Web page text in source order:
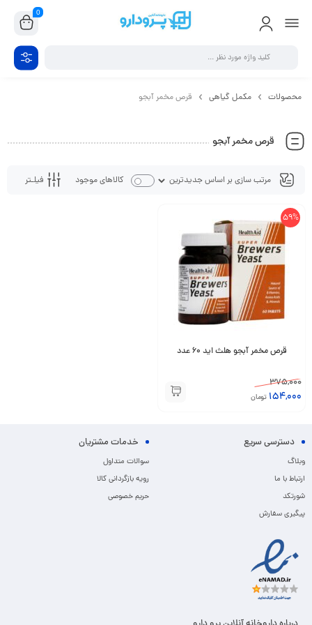
0
محصولات مکمل گیاهی قرص مخمر آبجو
قرص مخمر آبجو
فیلـتر کالاهای موجود
59%
قرص مخمر آبجو هلث اید 60 عدد
375,000
154,000 تومان
دسترسی سریع
وبلاگ
ارتباط با ما
شورتکد
پیگیری سفارش
خدمات مشتریان
سوالات متداول
رویه بازگردانی کالا
حریم خصوصی